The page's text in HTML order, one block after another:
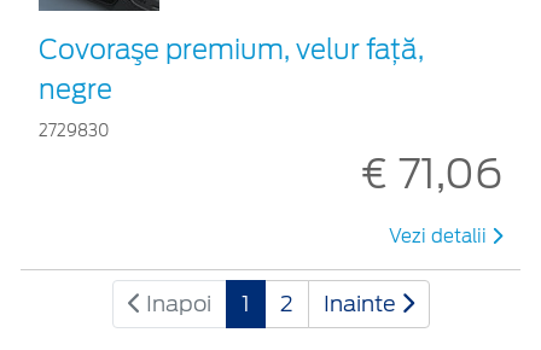
Covoraşe premium, velur faţă,
negre
2729830
€ 71,06
Vezi detalii
Inapoi 1 2 Inainte